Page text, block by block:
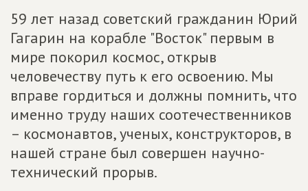
59 лет назад советский гражданин Юрий
Гагарин на корабле "Восток" первым в
мире покорил космос, открыв
человечеству путь к его освоению. Мы
вправе гордиться и должны помнить, что
именно труду наших соотечественников
– космонавтов, ученых, конструкторов, в
нашей стране был совершен научно-
технический прорыв.